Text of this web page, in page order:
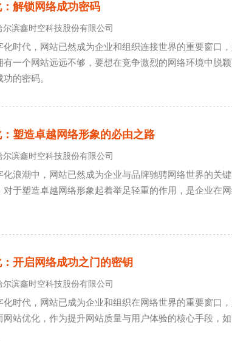
：解锁网络成功密码
尔滨鑫时空科技股份有限公司
化时代，网站已然成为企业和组织连接世界的重要窗口
有一个网站远远不够，要想在竞争激烈的网络环境中脱
的密码。
：塑造卓越网络形象的必由之路
尔滨鑫时空科技股份有限公司
化浪潮中，网站已然成为企业与品牌驰骋网络世界的关
对于塑造卓越网络形象起着举足轻重的作用，是企业在
开启网络成功之门的密钥
尔滨鑫时空科技股份有限公司
化时代，网站已成为企业和组织在网络世界的重要窗口
网站优化，作为提升网站质量与用户体验的核心手段，